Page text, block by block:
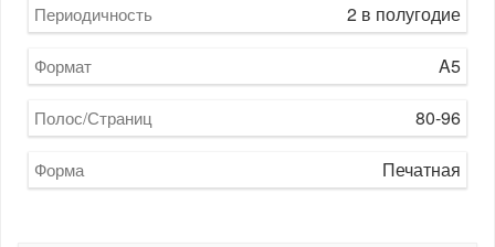
Периодичность 2 в полугодие
Формат A5
Полос/Страниц 80-96
Форма Печатная